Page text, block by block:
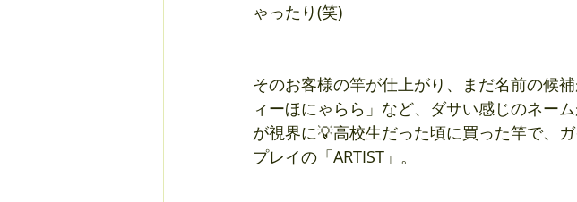
ゃったり(笑)
そのお客様の竿が仕上がり、まだ名前の候
ィーほにゃらら」など、ダサい感じのネー
が視界に💡高校生だった頃に買った竿で、
プレイの「ARTIST」。